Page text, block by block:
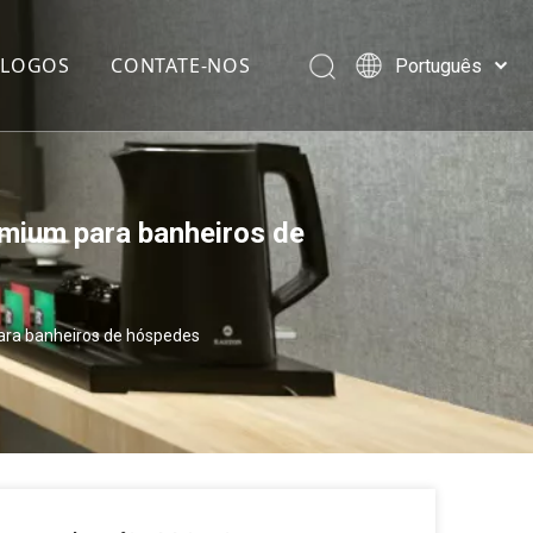
CONTATE-NOS
Português
Pусский
Français
العربية
para banheiros de
banheiros de hóspedes